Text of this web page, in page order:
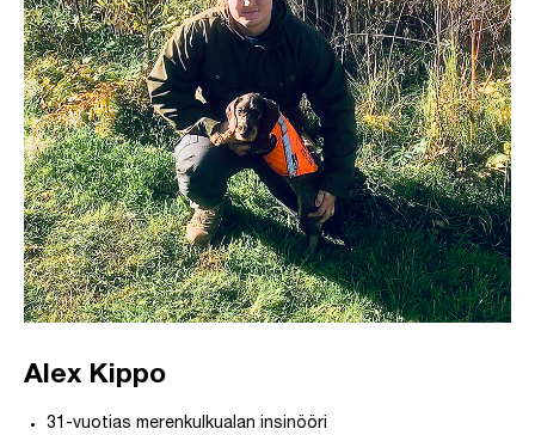
Alex Kippo
31-vuotias merenkulkualan insinööri